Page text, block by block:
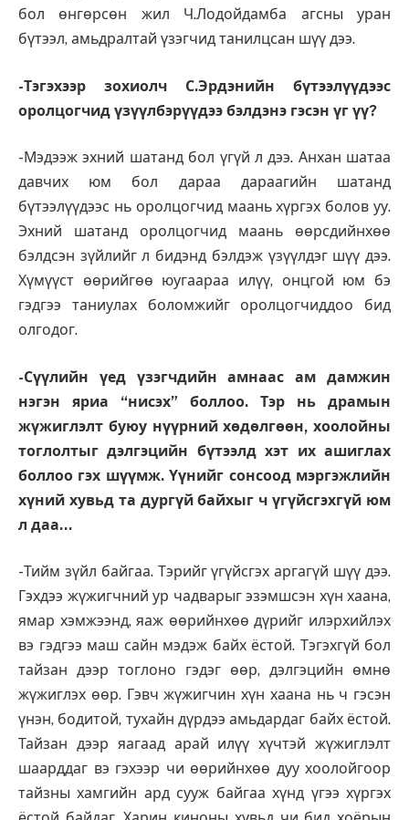
бол өнгөрсөн жил Ч.Лодойдамба агсны уран
бүтээл, амьдралтай үзэгчид танилцсан шүү дээ.
-Тэгэхээр зохиолч С.Эрдэнийн бүтээлүүдээс
оролцогчид үзүүлбэрүүдээ бэлдэнэ гэсэн үг үү?
-Мэдээж эхний шатанд бол үгүй л дээ. Анхан шатаа
давчих юм бол дараа дараагийн шатанд
бүтээлүүдээс нь оролцогчид маань хүргэх болов уу.
Эхний шатанд оролцогчид маань өөрсдийнхөө
бэлдсэн зүйлийг л бидэнд бэлдэж үзүүлдэг шүү дээ.
Хүмүүст өөрийгөө юугаараа илүү, онцгой юм бэ
гэдгээ таниулах боломжийг оролцогчиддоо бид
олгодог.
-Сүүлийн үед үзэгчдийн амнаас ам дамжин
нэгэн яриа “нисэх” боллоо. Тэр нь драмын
жүжиглэлт буюу нүүрний хөдөлгөөн, хоолойны
тоглолтыг дэлгэцийн бүтээлд хэт их ашиглах
боллоо гэх шүүмж. Үүнийг сонсоод мэргэжлийн
хүний хувьд та дургүй байхыг ч үгүйсгэхгүй юм
л даа…
-Тийм зүйл байгаа. Тэрийг үгүйсгэх аргагүй шүү дээ.
Гэхдээ жүжигчний ур чадварыг эзэмшсэн хүн хаана,
ямар хэмжээнд, яаж өөрийнхөө дүрийг илэрхийлэх
вэ гэдгээ маш сайн мэдэж байх ёстой. Тэгэхгүй бол
тайзан дээр тоглоно гэдэг өөр, дэлгэцийн өмнө
жүжиглэх өөр. Гэвч жүжигчин хүн хаана нь ч гэсэн
үнэн, бодитой, тухайн дүрдээ амьдардаг байх ёстой.
Тайзан дээр яагаад арай илүү хүчтэй жүжиглэлт
шаарддаг вэ гэхээр чи өөрийнхөө дуу хоолойгоор
тайзны хамгийн ард сууж байгаа хүнд үгээ хүргэх